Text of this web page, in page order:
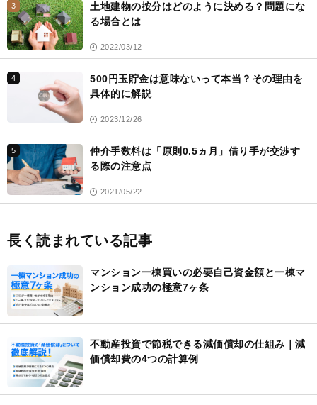
3
土地建物の按分はどのように決める？問題にな
る場合とは
2022/03/12
4
500円玉貯金は意味ないって本当？その理由を
具体的に解説
2023/12/26
5
仲介手数料は「原則0.5ヵ月」借り手が交渉す
る際の注意点
2021/05/22
長く読まれている記事
マンション一棟買いの必要自己資金額と一棟マ
ンション成功の極意7ヶ条
不動産投資で節税できる減価償却の仕組み｜減
価償却費の4つの計算例